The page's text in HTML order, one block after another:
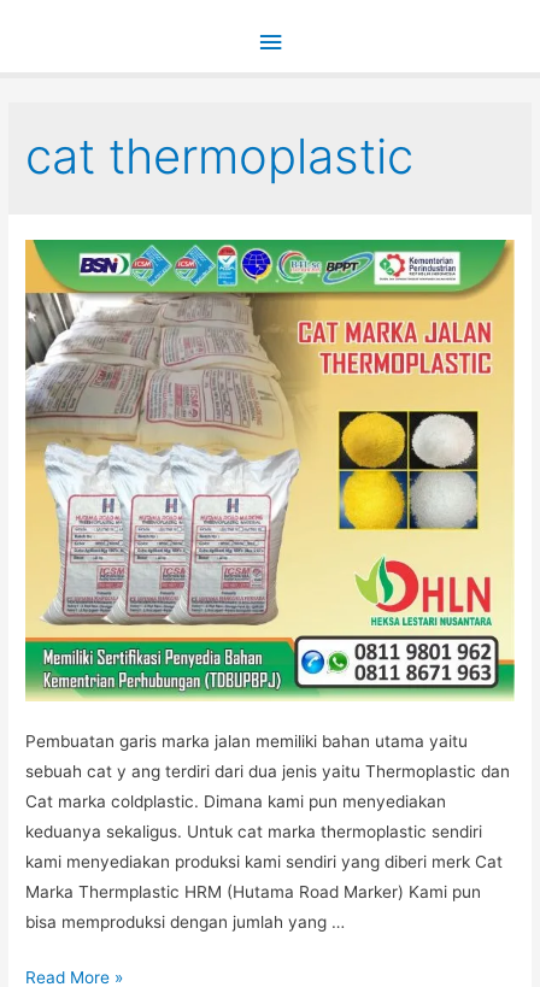
Main
cat thermoplastic
Pembuatan garis marka jalan memiliki bahan utama yaitu
sebuah cat y ang terdiri dari dua jenis yaitu Thermoplastic dan
Cat marka coldplastic. Dimana kami pun menyediakan
keduanya sekaligus. Untuk cat marka thermoplastic sendiri
kami menyediakan produksi kami sendiri yang diberi merk Cat
Marka Thermplastic HRM (Hutama Road Marker) Kami pun
bisa memproduksi dengan jumlah yang …
JUAL
Read More »